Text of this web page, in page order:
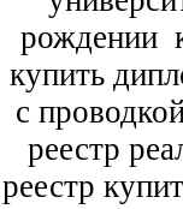
рождении
купить
с
реестр
реестр